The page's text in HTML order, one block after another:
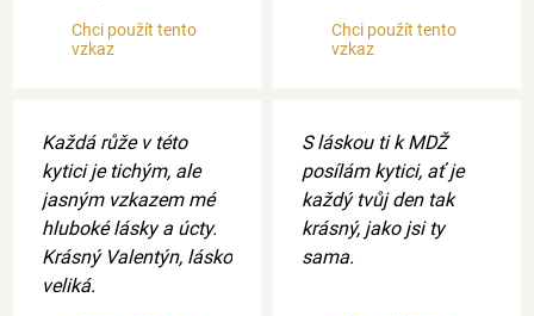
Chci použít tento
vzkaz
Chci použít tento
vzkaz
Každá růže v této
kytici je tichým, ale
jasným vzkazem mé
hluboké lásky a úcty.
Krásný Valentýn, lásko
veliká.
S láskou ti k MDŽ
posílám kytici, ať je
každý tvůj den tak
krásný, jako jsi ty
sama.